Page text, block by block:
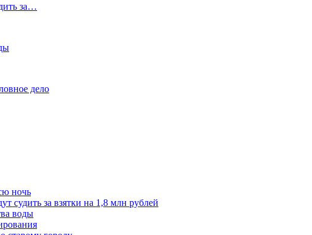
за…
дело
ночь
судить за взятки на 1,8 млн рублей
воды